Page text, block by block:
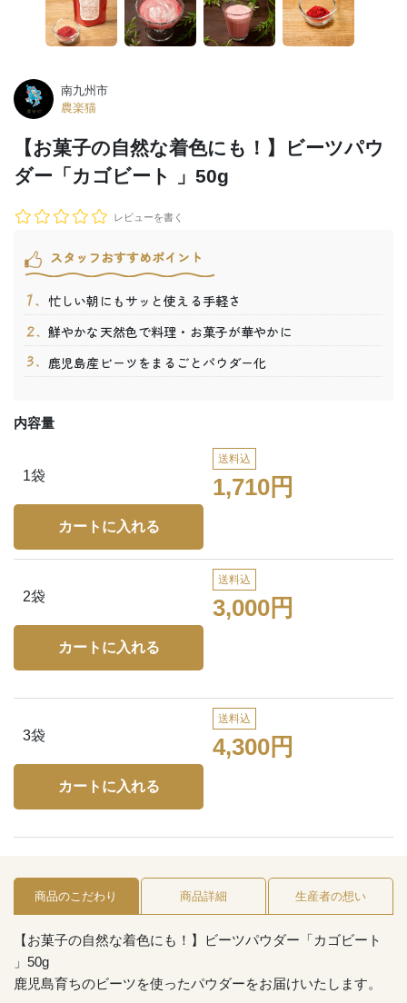
南九州市
農楽猫
【お菓子の自然な着色にも！】ビーツパウ
ダー「カゴビート 」50g
レビューを書く
スタッフおすすめポイント
忙しい朝にもサッと使える手軽さ
鮮やかな天然色で料理・お菓子が華やかに
鹿児島産ビーツをまるごとパウダー化
内容量
1袋
送料込
1,710円
2袋
送料込
3,000円
3袋
送料込
4,300円
商品のこだわり 商品詳細 生産者の想い
【お菓子の自然な着色にも！】ビーツパウダー「カゴビート
」50g
鹿児島育ちのビーツを使ったパウダーをお届けいたします。